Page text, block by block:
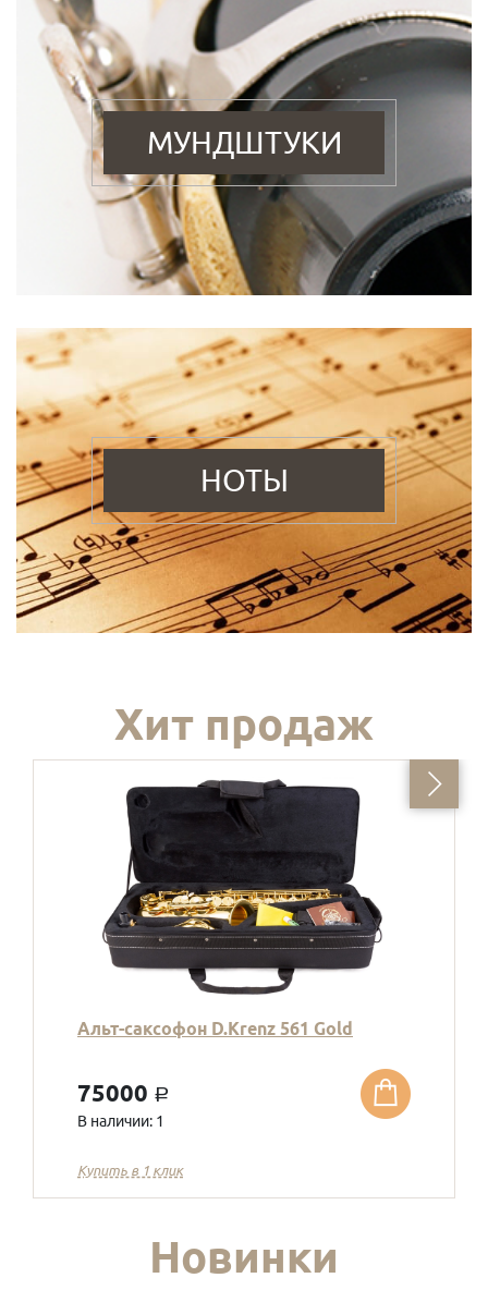
МУНДШТУКИ
НОТЫ
Хит продаж
Альт-саксофон D.Krenz 561 Gold
75000 a
В наличии: 1
Купить в 1 клик
Новинки